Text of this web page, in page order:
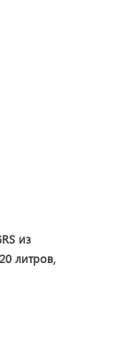
из
литров,